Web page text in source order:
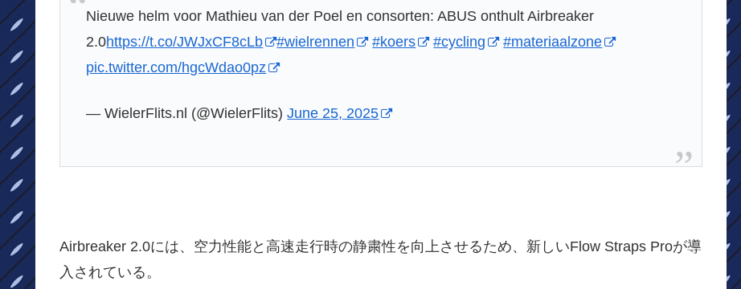
Nieuwe helm voor Mathieu van der Poel en consorten: ABUS onthult Airbreaker
2.0https://t.co/JWJxCF8cLb #wielrennen #koers #cycling
#materiaalzone
pic.twitter.com/hgcWdao0pz
— WielerFlits.nl (@WielerFlits)June 25, 2025
Airbreaker 2.0には、空力性能と高速走行時の静粛性を向上させるため、新しいFlow Straps Proが導
入されている。